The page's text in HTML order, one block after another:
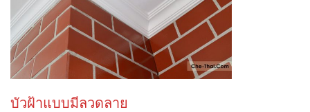
บัวฝ้าแบบมีลวดลาย